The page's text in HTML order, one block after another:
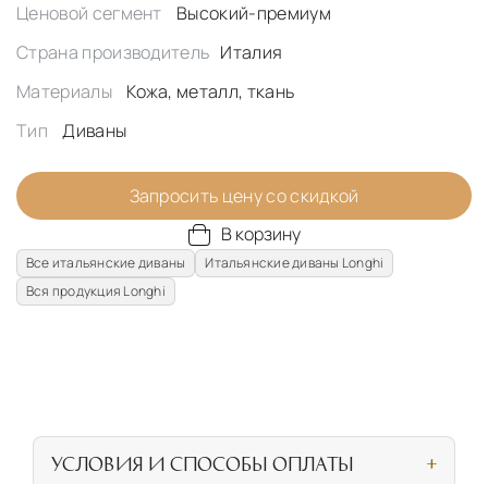
Ценовой сегмент
Высокий-премиум
Страна производитель Италия
Материалы
Кожа, металл, ткань
Тип
Диваны
Запросить цену со скидкой
В корзину
Все итальянские диваны
Итальянские диваны Longhi
Вся продукция Longhi
УСЛОВИЯ И СПОСОБЫ ОПЛАТЫ